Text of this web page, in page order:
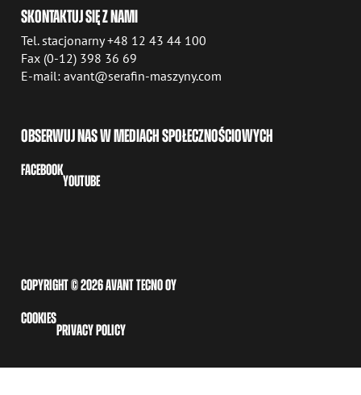
SKONTAKTUJ SIĘ Z NAMI
Tel. stacjonarny +48 12 43 44 100
Fax (0-12) 398 36 69
E-mail: avant@serafin-maszyny.com
OBSERWUJ NAS W MEDIACH SPOŁECZNOŚCIOWYCH
FACEBOOK
YOUTUBE
COPYRIGHT © 2026 AVANT TECNO OY
COOKIES
PRIVACY POLICY